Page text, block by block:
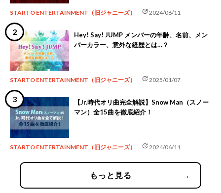
STARTO ENTERTAINMENT（旧ジャニーズ） update2024/06/11
Hey! Say! JUMP メンバーの年齢、名前、メン
バーカラー、意外な経歴とは…？
STARTO ENTERTAINMENT（旧ジャニーズ） update2025/01/07
【Jr.時代オリ曲完全解説】Snow Man（スノー
マン）全15曲を徹底紹介！
STARTO ENTERTAINMENT（旧ジャニーズ） update2024/06/11
もっと見る →